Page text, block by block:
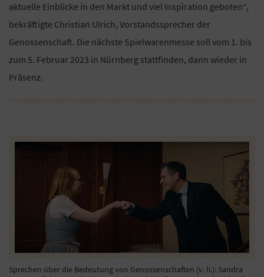
aktuelle Einblicke in den Markt und viel Inspiration geboten“,
bekräftigte Christian Ulrich, Vorstandssprecher der
Genossenschaft. Die nächste Spielwarenmesse soll vom 1. bis
zum 5. Februar 2023 in Nürnberg stattfinden, dann wieder in
Präsenz.
Sprechen über die Bedeutung von Genossenschaften (v. li.): Sandra